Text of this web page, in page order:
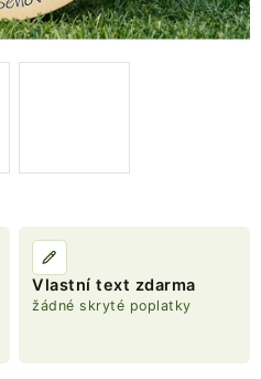
O nás - kdo jsme?
Vlastní text zdarma
žádné skryté poplatky